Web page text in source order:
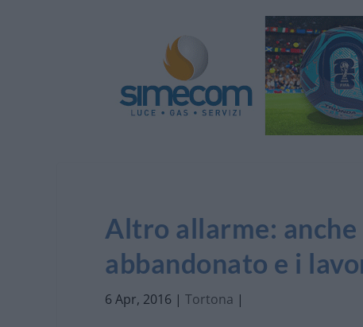
Altro allarme: anche
abbandonato e i
6 Apr, 2016 | Tortona |